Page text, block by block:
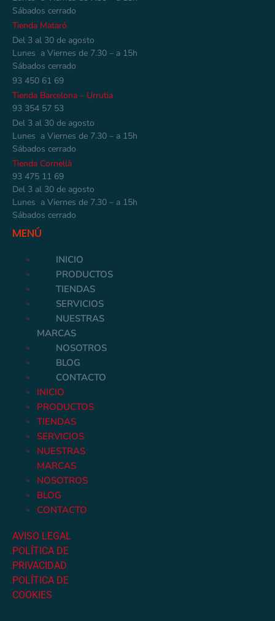
Sábados cerrado
Tienda Mataró
Del 3 al 30 de agosto
Lunes a Viernes de 7.30 – a 15h
Sábados cerrado
93 450 61 69
Tienda Barcelona – Urrutia
93 354 57 53
Del 3 al 30 de agosto
Lunes a Viernes de 7.30 – a 15h
Sábados cerrado
Tienda Cornellà
93 475 11 69
Del 3 al 30 de agosto
Lunes a Viernes de 7.30 – a 15h
Sábados cerrado
MENÚ
INICIO
PRODUCTOS
TIENDAS
SERVICIOS
NUESTRAS
MARCAS
NOSOTROS
BLOG
CONTACTO
INICIO
PRODUCTOS
TIENDAS
SERVICIOS
NUESTRAS
MARCAS
NOSOTROS
BLOG
CONTACTO
AVISO LEGAL
POLÍTICA DE
PRIVACIDAD
POLÍTICA DE
COOKIES